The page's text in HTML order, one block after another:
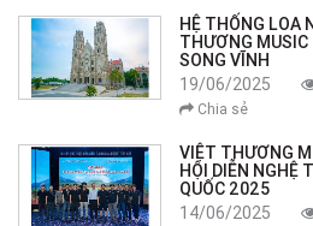
HỆ THỐNG LOA
THƯƠNG
SONG VĨNH
19/06/2025
Chia sẻ
VIỆT THƯƠNG
HỘI DIỄN NGHỆ
QUỐC 2025
14/06/2025